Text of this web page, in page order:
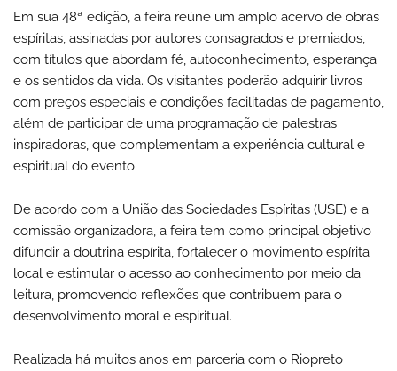
Em sua 48ª edição, a feira reúne um amplo acervo de obras
espíritas, assinadas por autores consagrados e premiados,
com títulos que abordam fé, autoconhecimento, esperança
e os sentidos da vida. Os visitantes poderão adquirir livros
com preços especiais e condições facilitadas de pagamento,
além de participar de uma programação de palestras
inspiradoras, que complementam a experiência cultural e
espiritual do evento.
De acordo com a União das Sociedades Espíritas (USE) e a
comissão organizadora, a feira tem como principal objetivo
difundir a doutrina espírita, fortalecer o movimento espírita
local e estimular o acesso ao conhecimento por meio da
leitura, promovendo reflexões que contribuem para o
desenvolvimento moral e espiritual.
Realizada há muitos anos em parceria com o Riopreto